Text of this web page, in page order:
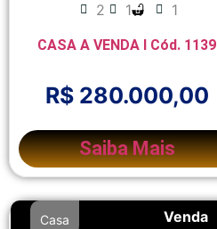
2 1 1
CASA A VENDA I Cód. 1139
R$ 280.000,00
Saiba Mais
Venda
Casa